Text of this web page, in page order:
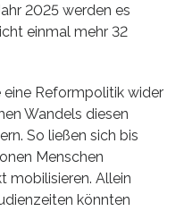
2025 werden es
einmal mehr 32
Reformpolitik wider
Wandels diesen
So ließen sich bis
Menschen
mobilisieren. Allein
könnten